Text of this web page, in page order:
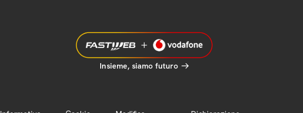
Insieme, siamo futuro